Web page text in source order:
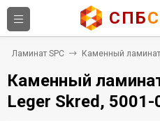
СПБ
Ламинат SPC Каменный ламинат
Каменный
Leger Skred, 5001-